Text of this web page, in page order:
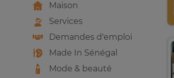
Maison
Services
Demandes d’emploi
Made In Sénégal
Mode & beauté